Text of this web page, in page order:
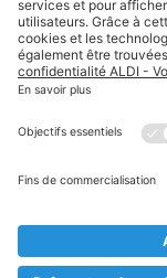
Textes marqués
* Nous vendons ces
au cas où, malgré le
prématurément en
** Sur ce site,